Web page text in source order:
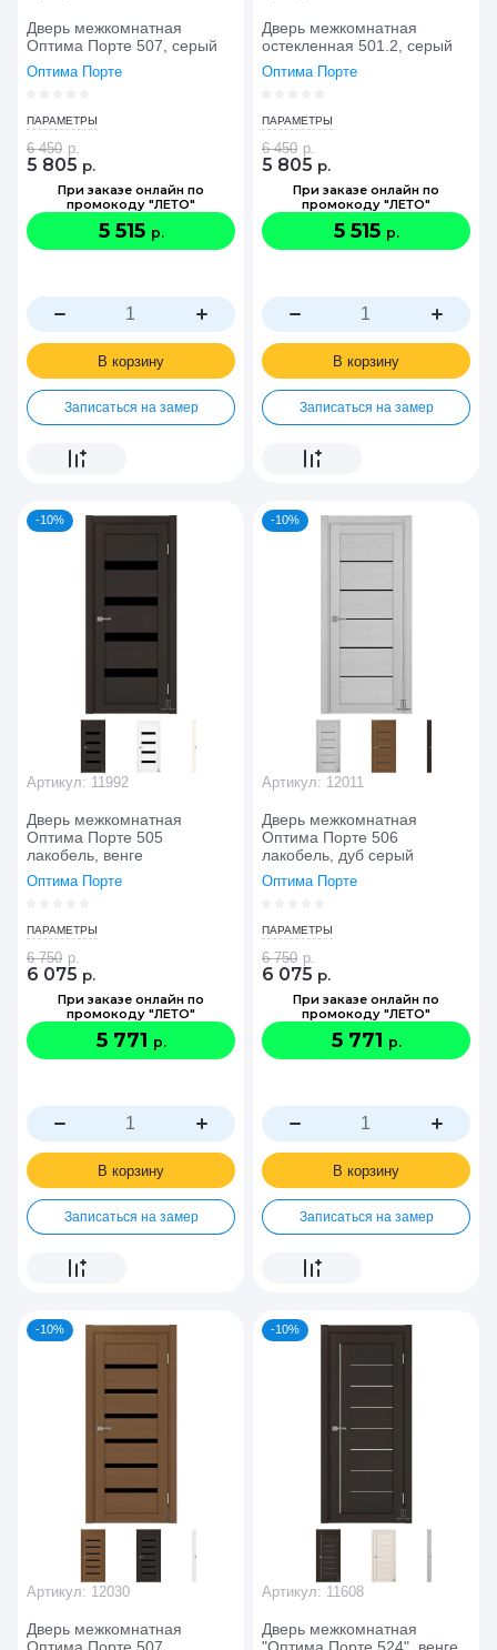
Дверь межкомнатная
Оптима Порте 507, серый
Оптима Порте
ПАРАМЕТРЫ
6 450 р.
5 805 р.
При заказе онлайн по
промокоду "ЛЕТО"
5 515 р.
В корзину
Записаться на замер
Дверь межкомнатная
остекленная 501.2, серый
Оптима Порте
ПАРАМЕТРЫ
6 450 р.
5 805 р.
При заказе онлайн по
промокоду "ЛЕТО"
5 515 р.
В корзину
Записаться на замер
-10%
Дверь межкомнатная
Оптима Порте 505
лакобель, венге
Оптима Порте
Артикул: 11992
ПАРАМЕТРЫ
6 750 р.
6 075 р.
При заказе онлайн по
промокоду "ЛЕТО"
5 771 р.
В корзину
Записаться на замер
-10%
Дверь межкомнатная
Оптима Порте 506
лакобель, дуб серый
Оптима Порте
Артикул: 12011
ПАРАМЕТРЫ
6 750 р.
6 075 р.
При заказе онлайн по
промокоду "ЛЕТО"
5 771 р.
В корзину
Записаться на замер
-10%
Дверь межкомнатная
Артикул: 12030
-10%
Дверь межкомнатная
Артикул: 11608